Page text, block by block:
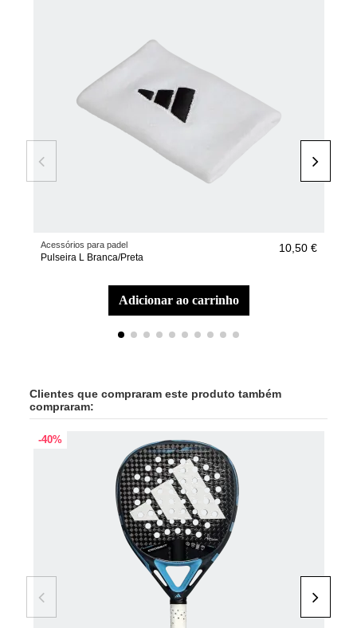
Acessórios para padel
Pulseira L Branca/Preta
10,50 €
adicionar ao carrinho
Clientes que compraram este produto também
compraram:
-40%